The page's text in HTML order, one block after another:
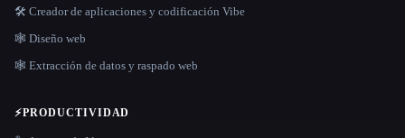
🛠️ Creador de aplicaciones y codificación Vibe
🕸 Diseño web
🕸️ Extracción de datos y raspado web
⚡PRODUCTIVIDAD